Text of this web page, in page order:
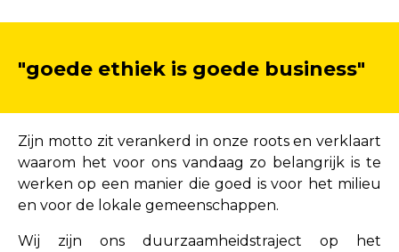
"goede ethiek is goede business"
Zijn motto zit verankerd in onze roots en verklaart
waarom het voor ons vandaag zo belangrijk is te
werken op een manier die goed is voor het milieu
en voor de lokale gemeenschappen.
Wij zijn ons duurzaamheidstraject op het